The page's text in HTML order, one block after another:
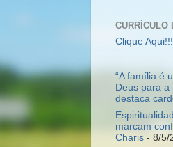
CURRÍCULO
Clique Aqui!!!
“A família é
Deus para a
destaca
marcam
Charis - 8/5/